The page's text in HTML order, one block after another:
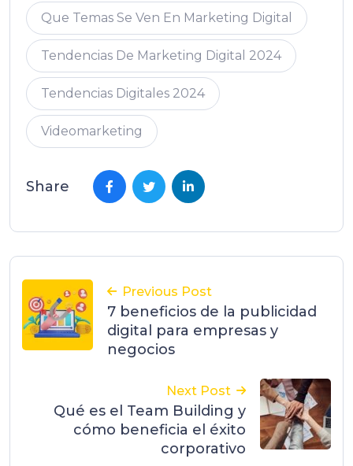
Que Temas Se Ven En Marketing Digital
Tendencias De Marketing Digital 2024
Tendencias Digitales 2024
Videomarketing
Share
Previous Post
7 beneficios de la publicidad
digital para empresas y
negocios
Next Post
Qué es el Team Building y
cómo beneficia el éxito
corporativo